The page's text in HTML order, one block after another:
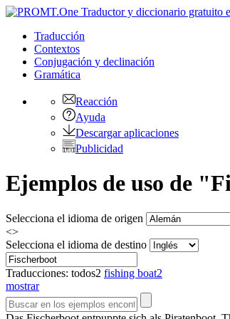
Traducción
Contextos
Conjugación y declinación
Gramática
Reacción
Ayuda
Descargar aplicaciones
Publicidad
Ejemplos de uso de
Selecciona el idioma de origen
<>
Selecciona el idioma de destino
Traducciones: todos2 fishing boat2
mostrar